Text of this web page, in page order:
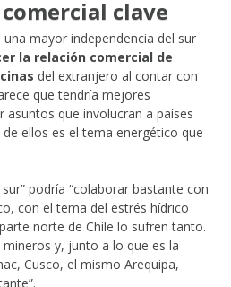
clave
mayor independencia del sur
la relación comercial de
del extranjero al contar con
que tendría mejores
asuntos que involucran a países
ellos es el tema energético que
podría “colaborar bastante con
con el tema del estrés hídrico
norte de Chile lo sufren tanto.
y, junto a lo que es la
Cusco, el mismo Arequipa,